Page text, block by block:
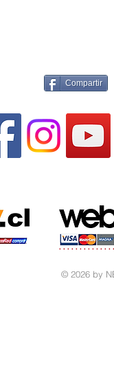
Compartir
© 2026 by